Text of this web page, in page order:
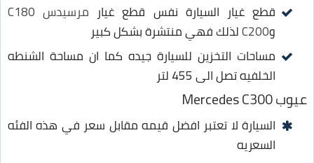
قطع غيار السيارة نفس قطع غيار مرسيدس C180
وC200لذلك فهي منتشرة بشكل كبير
مساحات التخزين للسيارة جيده كما ان مساحة الشنطه
الخلفيه تصل الى 455 لتر
عيوب Mercedes C300
السيارة لا تعتبر افضل قيمه مقابل سعر في هذه الفئه
السعريه